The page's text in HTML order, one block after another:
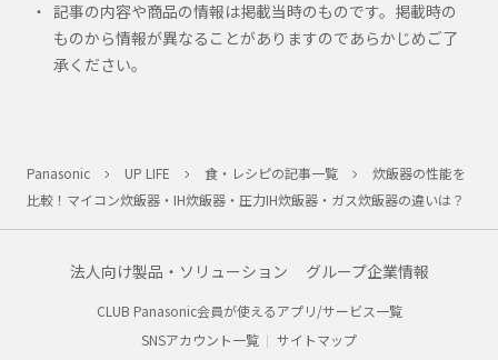
記事の内容や商品の情報は掲載当時のものです。掲載時の
ものから情報が異なることがありますのであらかじめご了
承ください。
Panasonic UP LIFE 食・レシピの記事一覧
炊飯器の性能を
比較！マイコン炊飯器・IH炊飯器・圧力IH炊飯器・ガス炊飯器の違いは？
法人向け製品・ソリューション グループ企業情報
CLUB Panasonic会員が使えるアプリ/サービス一覧
SNSアカウント一覧
サイトマップ